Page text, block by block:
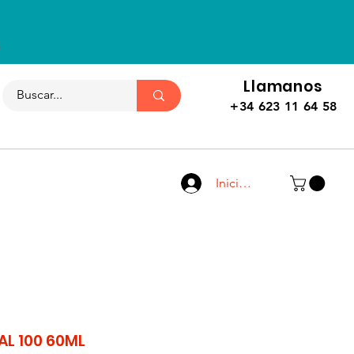
Llamanos
+34 623 11 64 58
Iniciar sesión
100 60ML